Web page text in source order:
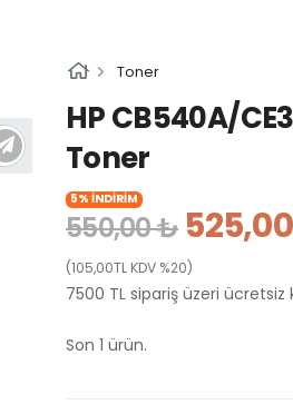
Toner
HP CB540A/
Toner
5% İNDİRİM
550,00 ₺
(105,00TL KDV %20)
7500 TL sipariş üzeri ücretsiz
Son 1 ürün.